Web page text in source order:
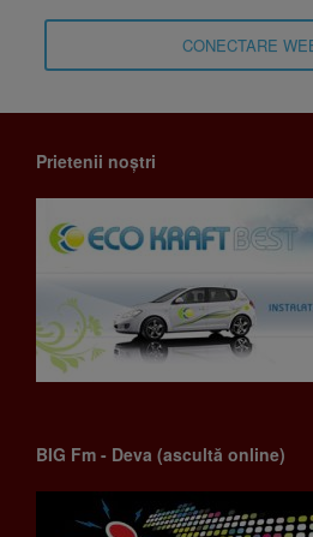
CONECTARE
Prietenii noștri
BIG Fm - Deva (ascultă online)